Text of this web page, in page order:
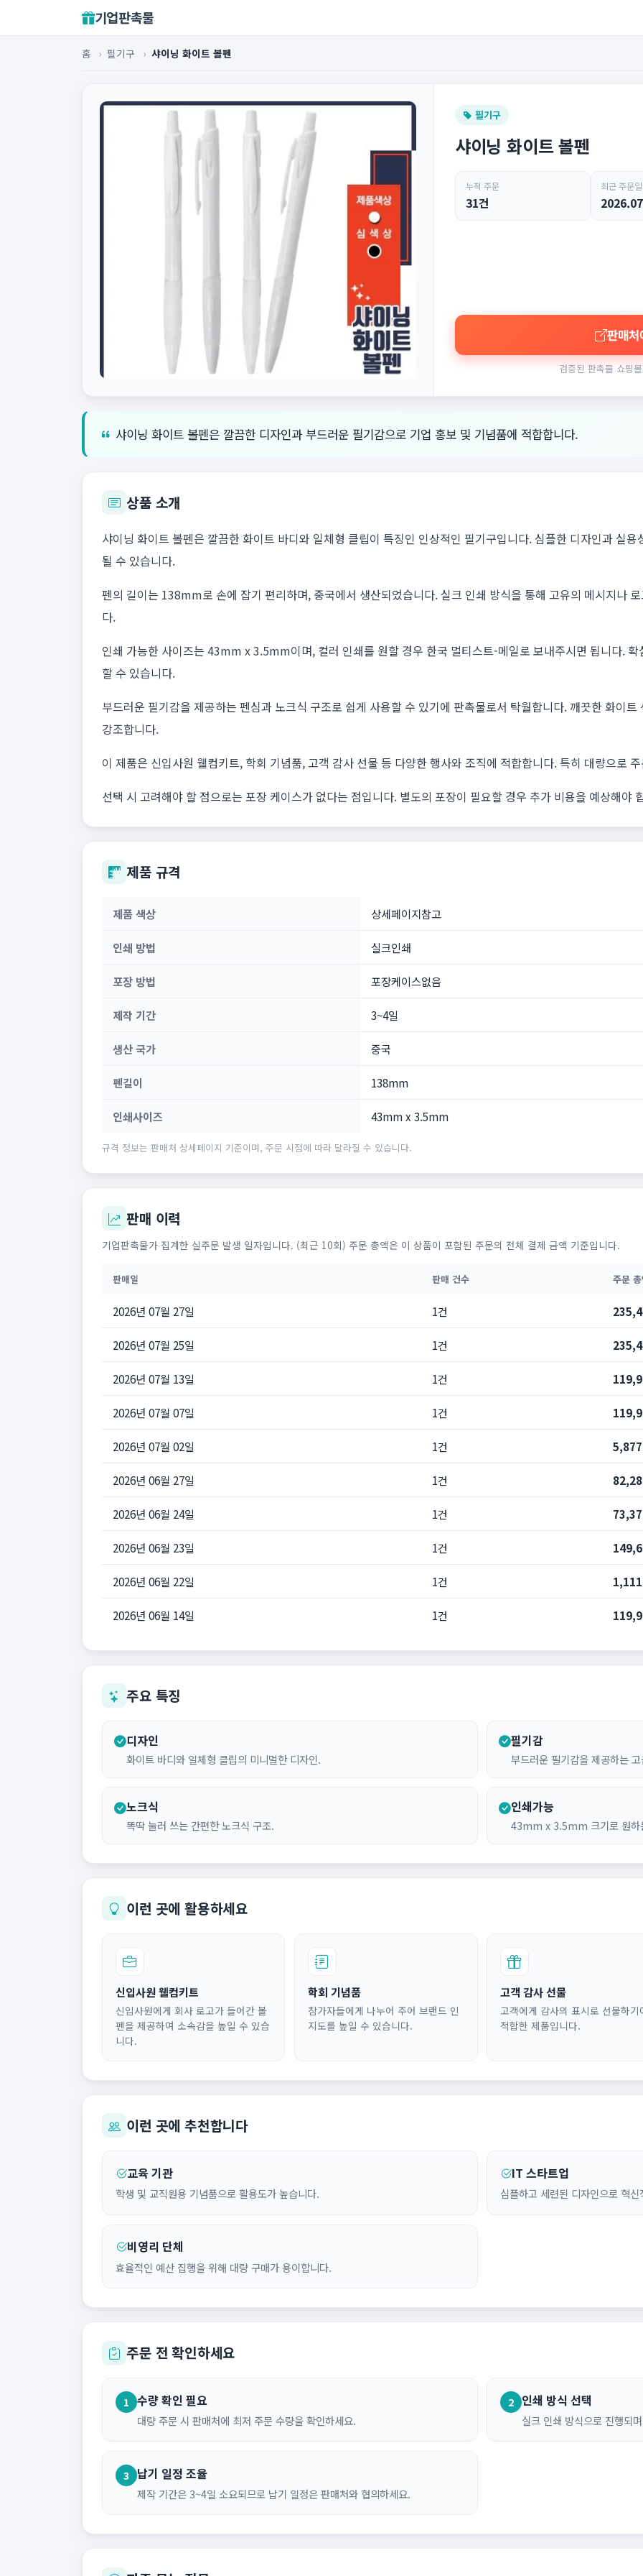
기업판촉물
홈 › 필기구 › 샤이닝 화이트 볼펜
필기구
샤이닝 화이트 볼펜
누적 주문
31건
최근 주문일
판매처
검증된 판촉물 쇼핑
샤이닝 화이트 볼펜은 깔끔한 디자인과 부드러운 필기감으로 기업 홍보 및 기념품에 적합합니다.
상품 소개
샤이닝 화이트 볼펜은 깔끔한 화이트 바디와 일체형 클립이 특징인 인상적인 필기구입니다. 심플한 디자인과 실
될 수 있습니다.
펜의 길이는 138mm로 손에 잡기 편리하며, 중국에서 생산되었습니다. 실크 인쇄 방식을 통해 고유의 메시지나
다.
인쇄 가능한 사이즈는 43mm x 3.5mm이며, 컬러 인쇄를 원할 경우 한국 멀티스트-메일로 보내주시면 됩니다.
할 수 있습니다.
부드러운 필기감을 제공하는 펜심과 노크식 구조로 쉽게 사용할 수 있기에 판촉물로서 탁월합니다. 깨끗한 화이
강조합니다.
이 제품은 신입사원 웰컴키트, 학회 기념품, 고객 감사 선물 등 다양한 행사와 조직에 적합합니다. 특히 대량으로
선택 시 고려해야 할 점으로는 포장 케이스가 없다는 점입니다. 별도의 포장이 필요할 경우 추가 비용을 예상해야
제품 규격
제품 색상 상세페이지참고
인쇄 방법 실크인쇄
포장 방법 포장케이스없음
제작 기간 3~4일
생산 국가 중국
펜길이 138mm
인쇄사이즈 43mm x 3.5mm
규격 정보는 판매처 상세페이지 기준이며, 주문 시점에 따라 달라질 수 있습니다.
판매 이력
기업판촉물가 집계한 실주문 발생 일자입니다. (최근 10회) 주문 총액은 이 상품이 포함된 주문의 전체 결제 금액 기준입니다.
판매일 판매 건수 주문
2026년 07월 27일 1건
2026년 07월 25일 1건
2026년 07월 13일 1건
2026년 07월 07일 1건
2026년 07월 02일 1건
2026년 06월 27일 1건
2026년 06월 24일 1건
2026년 06월 23일 1건
2026년 06월 22일 1건
2026년 06월 14일 1건
주요 특징
디자인
화이트 바디와 일체형 클립의 미니멀한 디자인.
필기감
부드러운 필기감을 제공하는
노크식
똑딱 눌러 쓰는 간편한 노크식 구조.
인쇄가능
43mm x 3.5mm 크기로 원하
이런 곳에 활용하세요
신입사원 웰컴키트
신입사원에게 회사 로고가 들어간 볼
펜을 제공하여 소속감을 높일 수 있습
니다.
학회 기념품
참가자들에게 나누어 주어 브랜드 인
지도를 높일 수 있습니다.
고객 감사 선물
고객에게 감사의 표시로 선물하기
적합한 제품입니다.
이런 곳에 추천합니다
교육 기관
학생 및 교직원용 기념품으로 활용도가 높습니다.
IT 스타트업
심플하고 세련된 디자인으로 혁
비영리 단체
효율적인 예산 집행을 위해 대량 구매가 용이합니다.
주문 전 확인하세요
1 수량 확인 필요
대량 주문 시 판매처에 최저 주문 수량을 확인하세요.
2 인쇄 방식 선택
실크 인쇄 방식으로 진행되
3 납기 일정 조율
제작 기간은 3~4일 소요되므로 납기 일정은 판매처와 협의하세요.